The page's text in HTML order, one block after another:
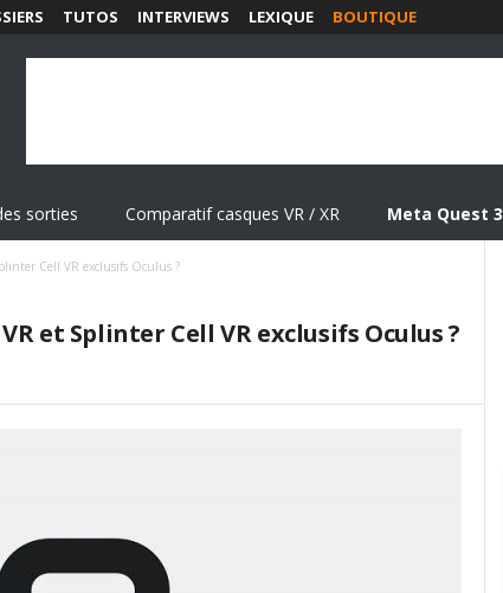
TUTOS INTERVIEWS LEXIQUE BOUTIQUE
sorties Comparatif casques VR / XR Meta Quest 3
Cell VR exclusifs Oculus ?
VR et Splinter Cell VR exclusifs Oculus ?